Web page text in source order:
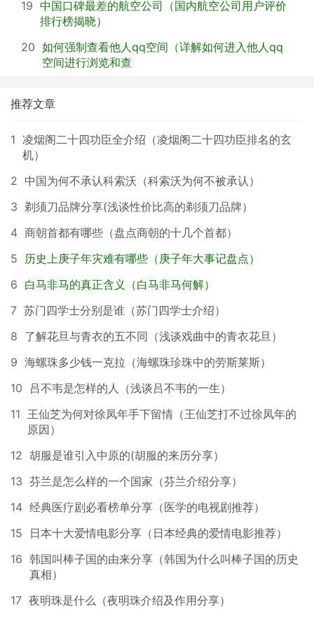
19 中国口碑最差的航空公司（国内航空公司用户评价
排行榜揭晓）
20 如何强制查看他人qq空间（详解如何进入他人qq
空间进行浏览和查
推荐文章
1 凌烟阁二十四功臣全介绍（凌烟阁二十四功臣排名的玄
机）
2 中国为何不承认科索沃（科索沃为何不被承认）
3 剃须刀品牌分享(浅谈性价比高的剃须刀品牌）
4 商朝首都有哪些（盘点商朝的十几个首都）
5 历史上庚子年灾难有哪些（庚子年大事记盘点）
6 白马非马的真正含义（白马非马何解）
7 苏门四学士分别是谁（苏门四学士介绍）
8 了解花旦与青衣的五不同（浅谈戏曲中的青衣花旦）
9 海螺珠多少钱一克拉（海螺珠珍珠中的劳斯莱斯）
10
吕不韦是怎样的人（浅谈吕不韦的一生）
11 王仙芝为何对徐凤年手下留情（王仙芝打不过徐凤年的
原因）
12 胡服是谁引入中原的(胡服的来历分享）
13 芬兰是怎么样的一个国家（芬兰介绍分享）
14 经典医疗剧必看榜单分享（医学的电视剧推荐）
15
日本十大爱情电影分享（日本经典的爱情电影推荐）
16 韩国叫棒子国的由来分享（韩国为什么叫棒子国的历史
真相）
17 夜明珠是什么（夜明珠介绍及作用分享）